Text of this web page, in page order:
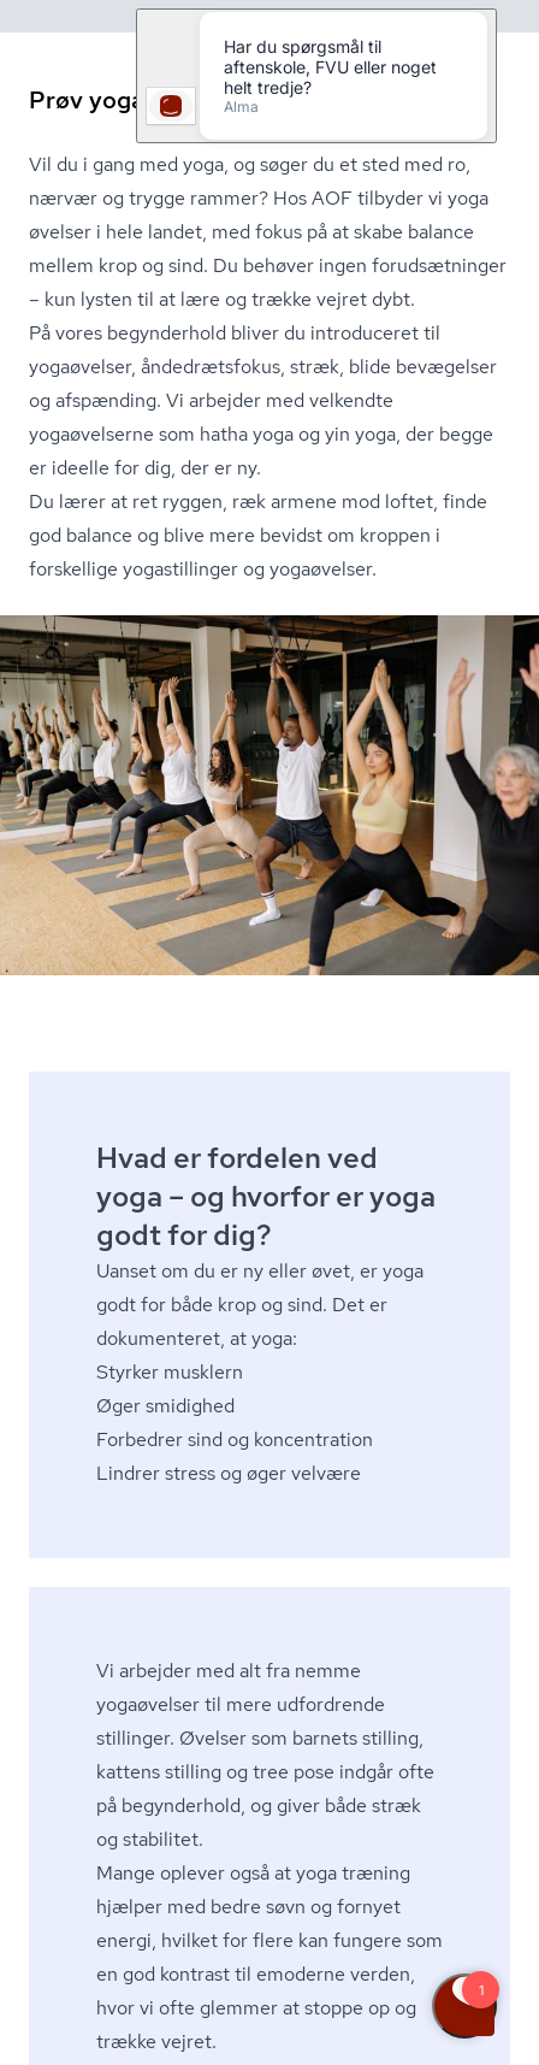
Prøv yoga for begyndere med AOF
Vil du i gang med yoga, og søger du et sted med ro,
nærvær og trygge rammer? Hos AOF tilbyder vi yoga
øvelser i hele landet, med fokus på at skabe balance
mellem krop og sind. Du behøver ingen forudsætninger
– kun lysten til at lære og trække vejret dybt.
På vores begynderhold bliver du introduceret til
yogaøvelser, åndedrætsfokus, stræk, blide bevægelser
og afspænding. Vi arbejder med velkendte
yogaøvelserne som hatha yoga og yin yoga, der begge
er ideelle for dig, der er ny.
Du lærer at ret ryggen, ræk armene mod loftet, finde
god balance og blive mere bevidst om kroppen i
forskellige yogastillinger og yogaøvelser.
Hvad er fordelen ved
yoga – og hvorfor er yoga
godt for dig?
Uanset om du er ny eller øvet, er yoga
godt for både krop og sind. Det er
dokumenteret, at yoga:
Styrker musklern
Øger smidighed
Forbedrer sind og koncentration
Lindrer stress og øger velvære
Vi arbejder med alt fra nemme
yogaøvelser til mere udfordrende
stillinger. Øvelser som barnets stilling,
kattens stilling og tree pose indgår ofte
på begynderhold, og giver både stræk
og stabilitet.
Mange oplever også at yoga træning
hjælper med bedre søvn og fornyet
energi, hvilket for flere kan fungere som
en god kontrast til emoderne verden,
hvor vi ofte glemmer at stoppe op og
trække vejret.